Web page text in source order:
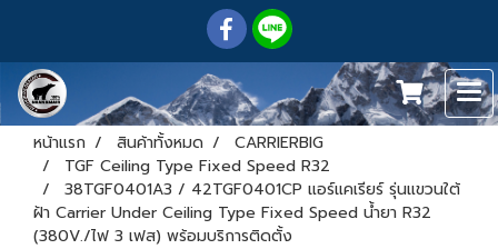
หน้าแรก สินค้าทั้งหมด
CARRIERBIG
TGF Ceiling Type Fixed Speed R32
38TGF0401A3 / 42TGF0401CP แอร์แคเรียร์ รุ่นแขวนใต้
ฝ้า Carrier Under Ceiling Type Fixed Speed น้ำยา R32
(380V./ไฟ 3 เฟส) พร้อมบริการติดตั้ง